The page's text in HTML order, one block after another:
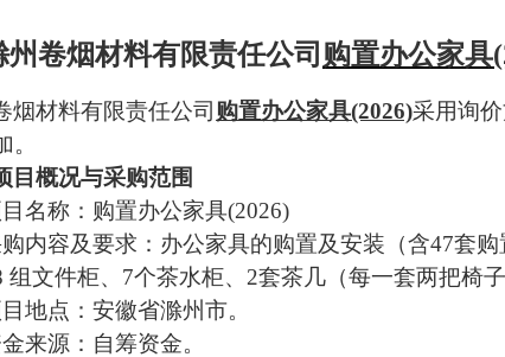
州卷烟材料有限责任公司 购置办公家具
烟材料有限责任公司 购置办公家具(2026)采用询
目概况与采购范围
名称： 购置办公家具(2026)
内容及要求 ： 办公家具的购置及安装（含47套
组文件柜、7个茶水柜、2套茶几（每一套两把椅
地点：安徽省滁州市。
来源：自筹资金。